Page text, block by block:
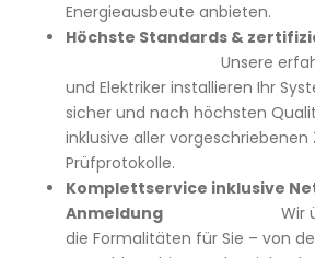
Energieausbeute anbieten.
Höchste Standards &
Unsere
und Elektriker installieren Ihr
sicher und nach höchsten
inklusive aller
Prüfprotokolle.
Komplettservice inklusive
Anmeldung Wir
die Formalitäten für Sie – von